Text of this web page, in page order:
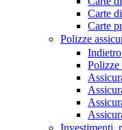
Carte
Carte
Polizze
Indietro
Polizze
Investimenti,